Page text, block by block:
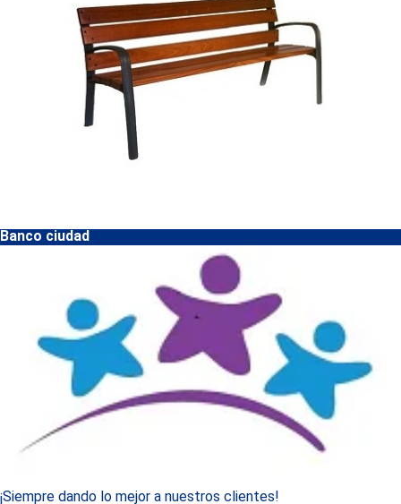
Banco ciudad
¡Siempre dando lo mejor a nuestros clientes!